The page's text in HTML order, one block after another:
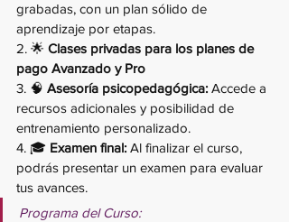
grabadas, con un plan sólido de
aprendizaje por etapas.
2. 🌟 Clases privadas para los planes de
pago Avanzado y Pro
3. 🧠 Asesoría psicopedagógica: Accede a
recursos adicionales y posibilidad de
entrenamiento personalizado.
4. 🎓 Examen final: Al finalizar el curso,
podrás presentar un examen para evaluar
tus avances.
Programa del Curso: